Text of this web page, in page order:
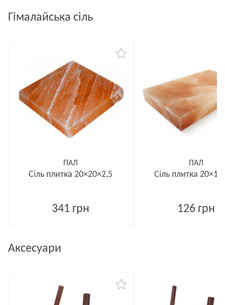
Гімалайська сіль
ПАЛ
Сіль плитка 20×20×2,5
341 грн
ПАЛ
Сіль плитка
126 грн
Аксесуари